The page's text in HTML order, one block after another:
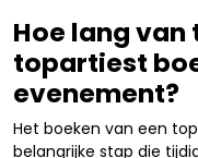
Hoe lang
topartiest
evenement?
Het boeken van een
belangrijke stap die